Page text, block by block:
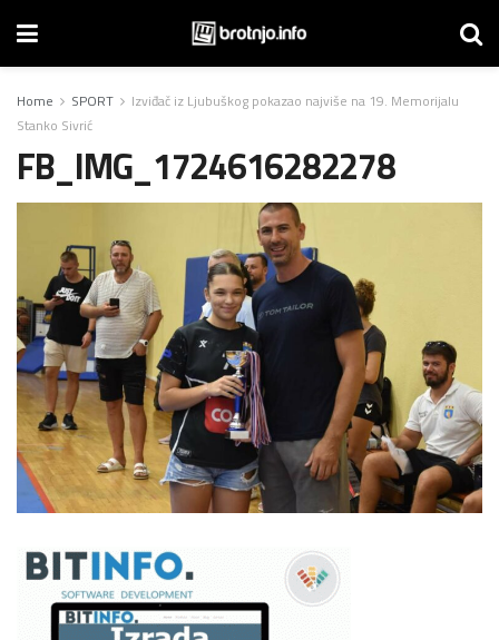
Home SPORT
Izviđač iz Ljubuškog pokazao najviše na 19. Memorijalu
Stanko Sivrić
FB_IMG_1724616282278